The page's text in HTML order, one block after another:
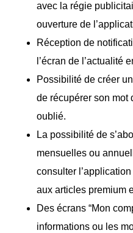
avec la régie
ouverture de
Réception de
l’écran de l’actualité
Possibilité de créer
de récupérer son mot
oublié.
La possibilité de
mensuelles ou
consulter
aux articles premium
Des écrans “Mon
informations ou les